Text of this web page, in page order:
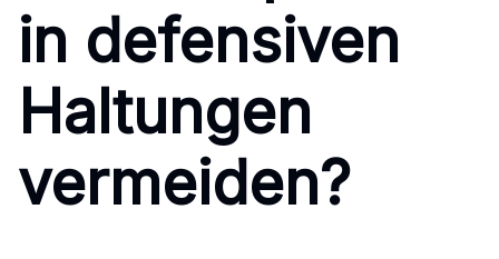
in defensiven
Haltungen
vermeiden?